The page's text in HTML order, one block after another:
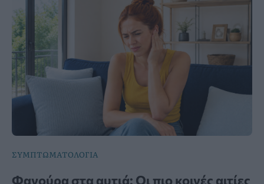
ΣΥΜΠΤΩΜΑΤΟΛΟΓΙΑ
Φαγούρα στα αυτιά: Οι πιο κοινές αιτίες